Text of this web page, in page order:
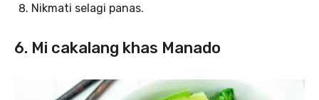
Nikmati selagi panas.
6. Mi cakalang khas Manado